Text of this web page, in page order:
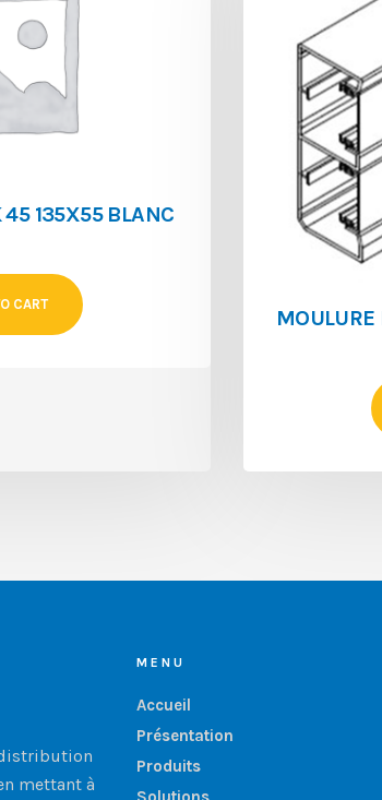
135X55 BLANC
CART
distribution
mettant à
MENU
Accueil
Présentation
Produits